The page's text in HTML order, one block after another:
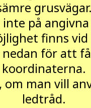
inte på
finns
nedan för att
koordinaterna.
man vill
ledtråd.